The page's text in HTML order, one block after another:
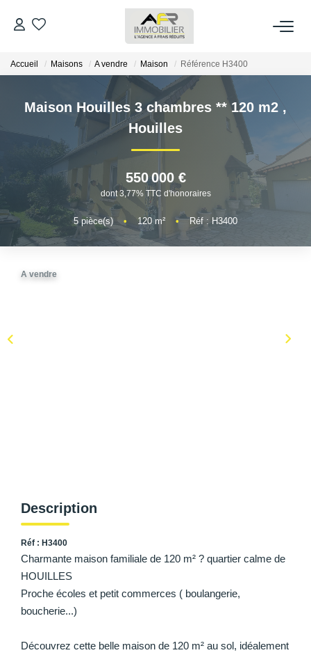
ACHETER
LOUER
ESTIMER
FAIRE GÉRER
NOS AGENCES
AFR IMMOBILIER Chatou - Location | Gestion | Syndic
Accueil Maisons A vendre Maison Référence H3400
Maison Houilles 3 chambres ** 120 m2 ,
Houilles
550 000 €
dont 3,77% TTC d'honoraires
5 pièce(s) • 120m² • Réf : H3400
A vendre
Description
Réf : H3400
Charmante maison familiale de 120 m² ? quartier calme de
HOUILLES
Proche écoles et petit commerces ( boulangerie,
boucherie...)
Découvrez cette belle maison de 120 m² au sol, idéalement